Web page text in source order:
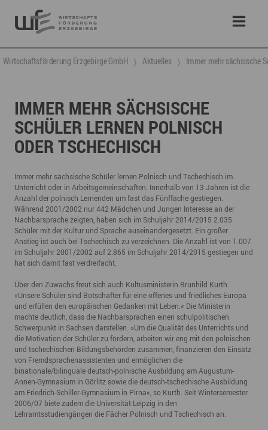
Wirtschaftsförderung Erzgebirge GmbH Aktuelles Immer mehr sächsische
IMMER MEHR SÄCHSISCHE
SCHÜLER LERNEN POLNISCH
ODER TSCHECHISCH
Immer mehr sächsische Schüler lernen Polnisch und Tschechisch im
Unterricht oder in Arbeitsgemeinschaften. Innerhalb von 13 Jahren ist die
Anzahl der polnisch Lernenden um fast das Fünffache gestiegen.
Während 2001/2002 nur 442 Mädchen und Jungen Interesse an der
Nachbarsprache zeigten, haben sich im Schuljahr 2014/2015 2.035
Schüler mit der Kultur und Sprache auseinandergesetzt. Ein großer
Anstieg ist auch bei Tschechisch zu verzeichnen. Die Anzahl ist von 1.007
im Schuljahr 2001/2002 auf 2.865 im Schuljahr 2014/2015 gestiegen und
hat sich damit fast verdreifacht.
Über den Zuwachs freut sich auch Kultusministerin Brunhild Kurth:
»Unsere Schüler sind Botschafter für eine offenes und friedliches Europa
und erfüllen den europäischen Gedanken mit Leben.« Die Ministerin
machte deutlich, dass die Nachbarsprachen einen schulpolitischen
Schwerpunkt in Sachsen darstellen. »Um die Qualität des Unterrichts und
die Motivation der Schüler zu fördern, arbeiten wir eng mit den polnischen
und tschechischen Bildungsbehörden zusammen, finanzieren den Einsatz
von Fremdsprachenassistenten und ermöglichen die
binationale/bilinguale deutsch-polnische Ausbildung am Augustum-
Annen-Gymnasium in Görlitz sowie die deutsch-tschechische Ausbildung
am Friedrich-Schiller-Gymnasium in Pirna«, so Kurth. Seit Wintersemester
2006/07 biete zudem die Universität Leipzig in den
Lehramtsstudiengängen die Fächer Polnisch und Tschechisch an.